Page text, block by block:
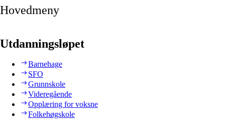
Hovedmeny
Utdanningsløpet
Barnehage
SFO
Grunnskole
Videregående
Opplæring for voksne
Folkehøgskole